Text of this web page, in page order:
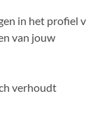
in het profiel
van jouw
verhoudt